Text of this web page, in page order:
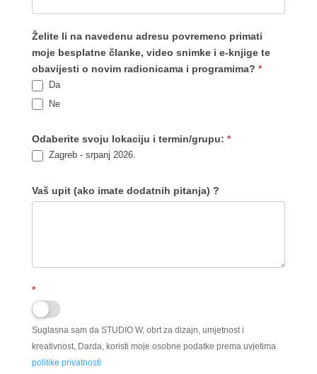
Želite li na navedenu adresu povremeno primati
moje besplatne članke, video snimke i e-knjige te
obavijesti o novim radionicama i programima? *
Da
Ne
Odaberite svoju lokaciju i termin/grupu: *
Zagreb - srpanj 2026.
Vaš upit (ako imate dodatnih pitanja) ?
*
Suglasna sam da STUDIO W, obrt za dizajn, umjetnost i
kreativnost, Darda, koristi moje osobne podatke prema uvjetima
politike privatnosti